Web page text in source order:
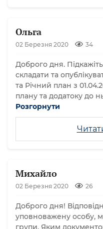
Ольга
02 Березня 2020 34
Доброго дня.
складати та
та Річний план з
плану та додатоку до
Розгорнути
Михайло
02 Березня 2020 26
Доброго дня!
уповноважену особу,
групи. Яким